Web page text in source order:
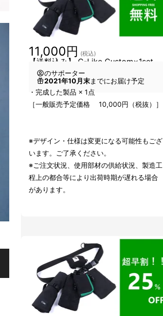
【送料込み】 C-Like Custom×1set
11,000円 (税込)
のサポーター
2021年10月末までにお届け予定
・完成した製品 × 1点
［一般販売予定価格 10,000円（税抜）］
※デザイン・仕様は変更になる可能性もござ
います。ご了承ください。
※ご注文状況、使用部材の供給状況、製造工
程上の都合等により出荷時期が遅れる場合
があります。